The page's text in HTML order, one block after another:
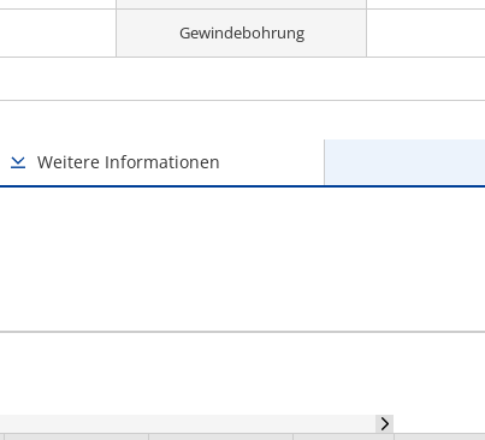
Gewindebohrung
Weitere Informationen